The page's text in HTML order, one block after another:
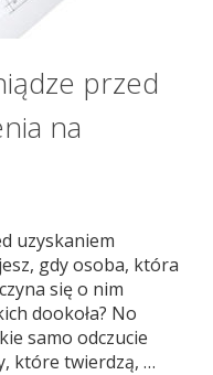
przed
na
uzyskaniem
gdy osoba, która
się o nim
dookoła? No
samo odczucie
które twierdzą, …